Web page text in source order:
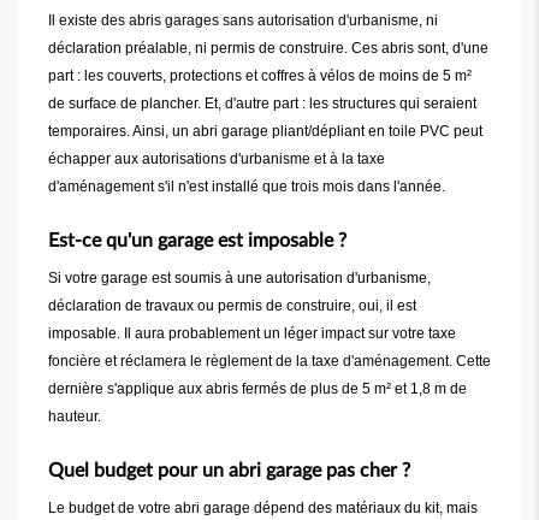
Il existe des abris garages sans autorisation d'urbanisme, ni
déclaration préalable, ni permis de construire. Ces abris sont, d'une
part : les couverts, protections et coffres à vélos de moins de 5 m²
de surface de plancher. Et, d'autre part : les structures qui seraient
temporaires. Ainsi, un abri garage pliant/dépliant en toile PVC peut
échapper aux autorisations d'urbanisme et à la taxe
d'aménagement s'il n'est installé que trois mois dans l'année.
Est-ce qu'un garage est imposable ?
Si votre garage est soumis à une autorisation d'urbanisme,
déclaration de travaux ou permis de construire, oui, il est
imposable. Il aura probablement un léger impact sur votre taxe
foncière et réclamera le règlement de la taxe d'aménagement. Cette
dernière s'applique aux abris fermés de plus de 5 m² et 1,8 m de
hauteur.
Quel budget pour un abri garage pas cher ?
Le budget de votre abri garage dépend des matériaux du kit, mais